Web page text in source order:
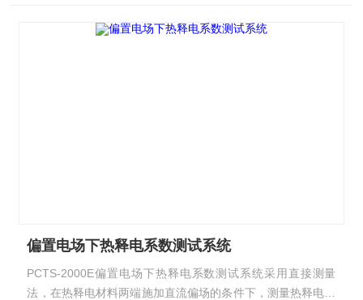
偏置电场下热释电系数测试系统
PCTS-2000E偏置电场下热释电系数测试系统采用直接测量
法，在热释电材料两端施加直流偏场的条件下，测量热释电材